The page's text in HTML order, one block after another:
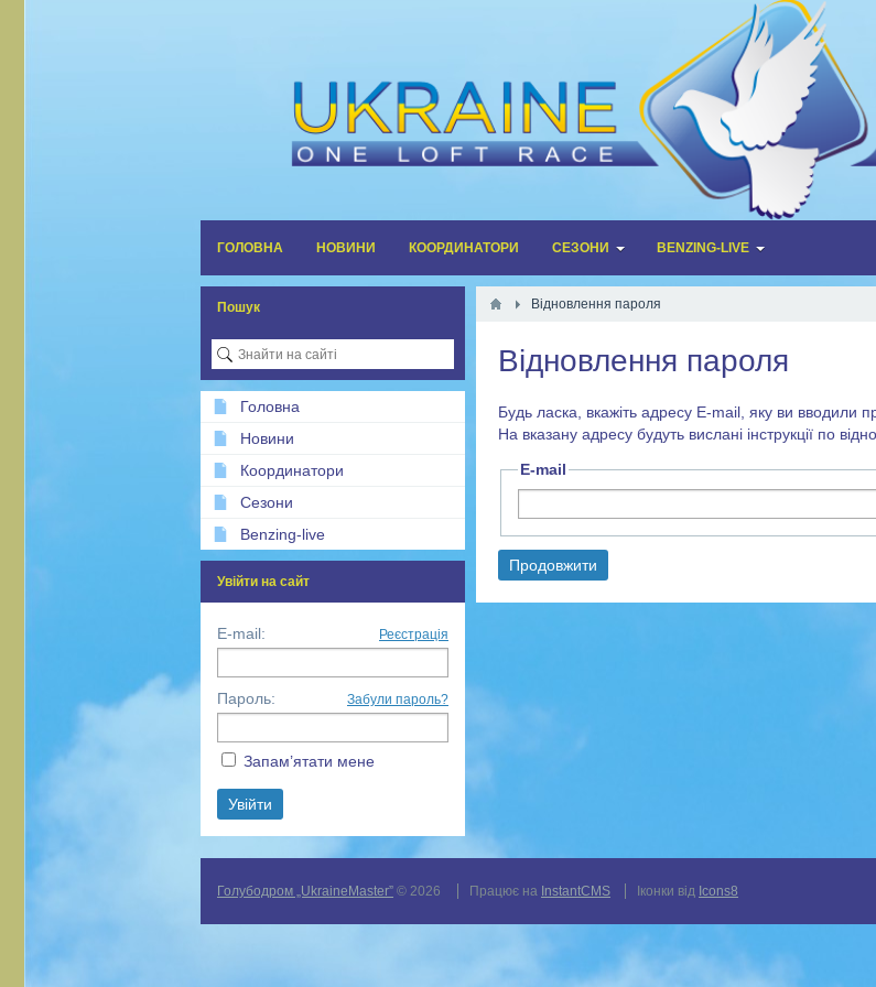
ГОЛОВНА НОВИНИ КООРДИНАТОРИ СЕЗОНИ BENZING-LIVE
Відновлення пароля
Відновлення пароля
Будь ласка, вкажіть адресу E-mail, яку ви вводили
На вказану адресу будуть вислані інструкції по
E-mail
Пошук
Головна
Новини
Координатори
Сезони
Benzing-live
Увійти на сайт
E-mail: Реєстрація
Пароль: Забули пароль?
Запам’ятати мене
Голубодром „UkraineMaster” © 2026 Працює на InstantCMS Іконки від Icons8